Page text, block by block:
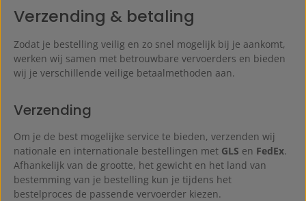
Verzending & betaling
Zodat je bestelling veilig en zo snel mogelijk bij je aankomt,
werken wij samen met betrouwbare vervoerders en bieden
wij je verschillende veilige betaalmethoden aan.
Verzending
Om je de best mogelijke service te bieden, verzenden wij
nationale en internationale bestellingen met GLS en FedEx.
Afhankelijk van de grootte, het gewicht en het land van
bestemming van je bestelling kun je tijdens het
bestelproces de passende vervoerder kiezen.